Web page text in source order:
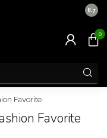
8.7
0
Favorite
Favorite